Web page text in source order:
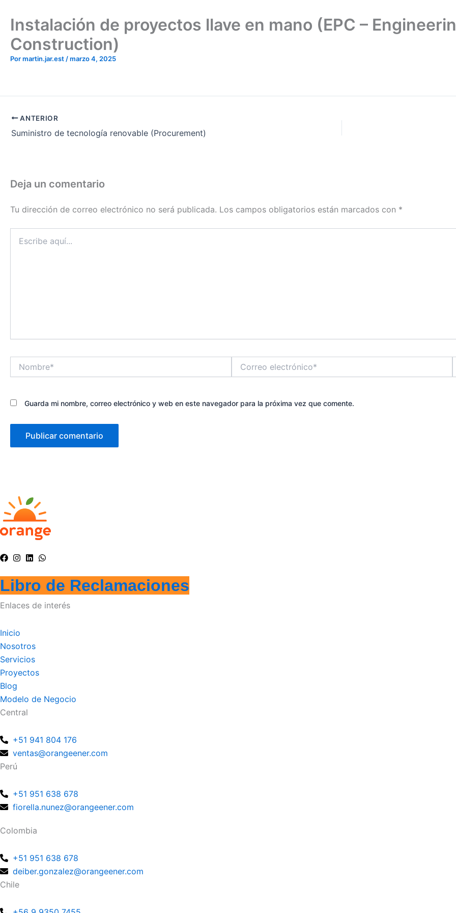
Instalación de proyectos llave en mano (EPC –
Construction)
Pormartin.jar.est /marzo 4, 2025
ANTERIOR
Suministro de tecnología renovable (Procurement)
Deja un comentario
Tu dirección de correo electrónico no será publicada. Los campos obligatorios están marcados con *
aquí...
electrónico*
Guarda mi nombre, correo electrónico y web en este navegador para la próxima vez que comente.
Libro de Reclamaciones
Enlaces de interés
Inicio
Nosotros
Servicios
Proyectos
Blog
Modelo de Negocio
Central
+51 941 804 176
ventas@orangeener.com
Perú
+51 951 638 678
fiorella.nunez@orangeener.com
Colombia
+51 951 638 678
deiber.gonzalez@orangeener.com
Chile